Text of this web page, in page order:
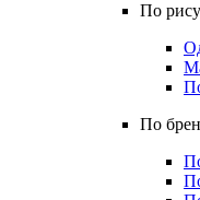
По
По